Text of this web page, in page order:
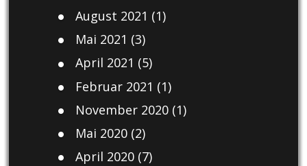
August 2021 (1)
Mai 2021 (3)
April 2021 (5)
Februar 2021 (1)
November 2020(1)
Mai 2020(2)
April 2020(7)